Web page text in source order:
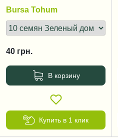
Bursa Tohum
40 грн.
В корзину
Купить в 1 клик